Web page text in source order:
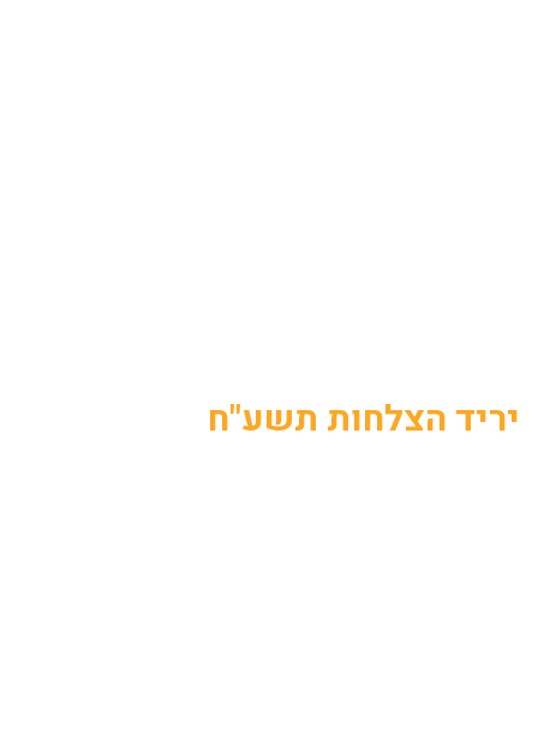
יריד הצלחות תשע"ח